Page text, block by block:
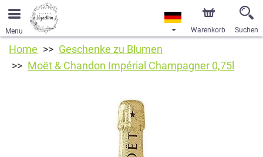
Menu Warenkorb Suchen
Home
Geschenke zu Blumen
Moët & Chandon Impérial Champagner 0,75l